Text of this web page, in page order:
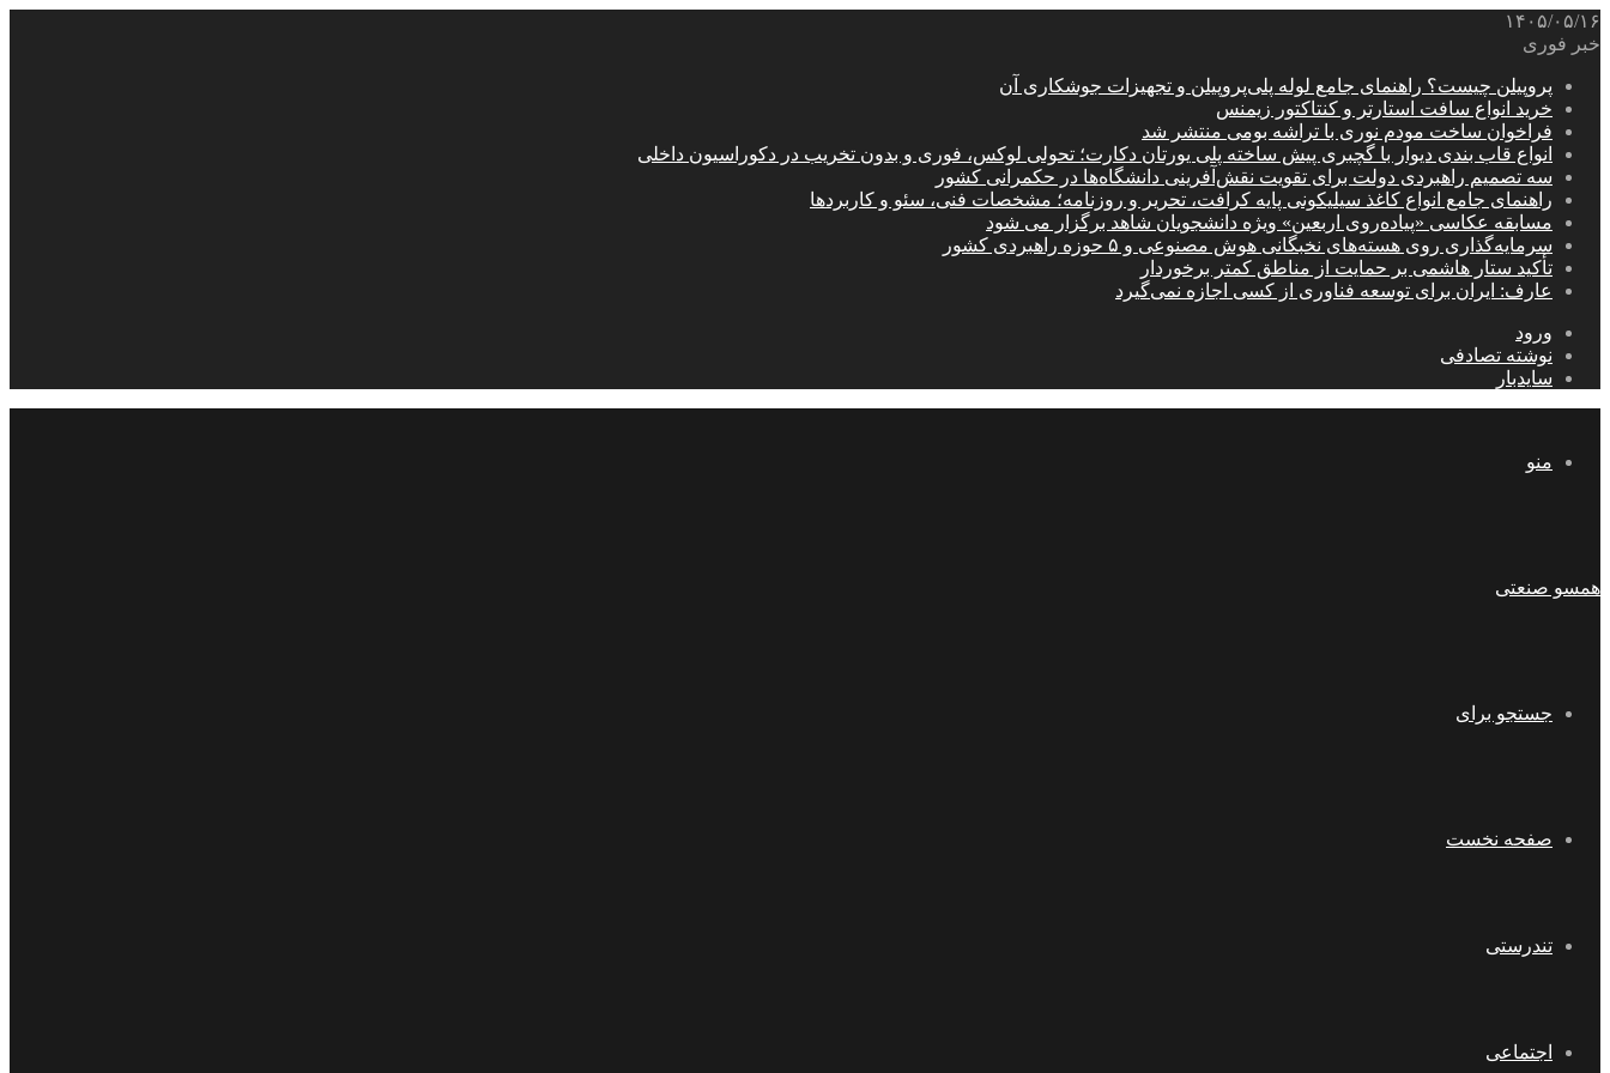
۱۴۰۵/۰۵/۱۶
خبر فوری
پروپیلن چیست؟ راهنمای جامع لوله پلی‌پروپیلن و تجهیزات جوشکاری آن
خرید انواع سافت استارتر و کنتاکتور زیمنس
فراخوان ساخت مودم نوری با تراشه بومی منتشر شد
انواع قاب بندی دیوار با گچبری پیش ساخته پلی یورتان دکارت؛ تحولی لوکس، فوری و بدون تخریب در دکوراسیون داخلی
سه تصمیم راهبردی دولت برای تقویت نقش‌آفرینی دانشگاه‌ها در حکمرانی کشور
راهنمای جامع انواع کاغذ سیلیکونی پایه کرافت، تحریر و روزنامه؛ مشخصات فنی، سئو و کاربردها
مسابقه عکاسی «پیاده‌روی اربعین» ویژه دانشجویان شاهد برگزار می شود
سرمایه‌گذاری روی هسته‌های نخبگانی هوش مصنوعی و ۵ حوزه راهبردی کشور
تأکید ستار هاشمی بر حمایت از مناطق کمتر برخوردار
عارف: ایران برای توسعه فناوری از کسی اجازه نمی‌گیرد
ورود
نوشته تصادفی
سایدبار
منو
همسو صنعتی
جستجو برای
صفحه نخست
تندرستی
اجتماعی